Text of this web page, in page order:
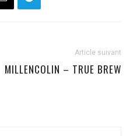
Article suivant
MILLENCOLIN – TRUE BREW